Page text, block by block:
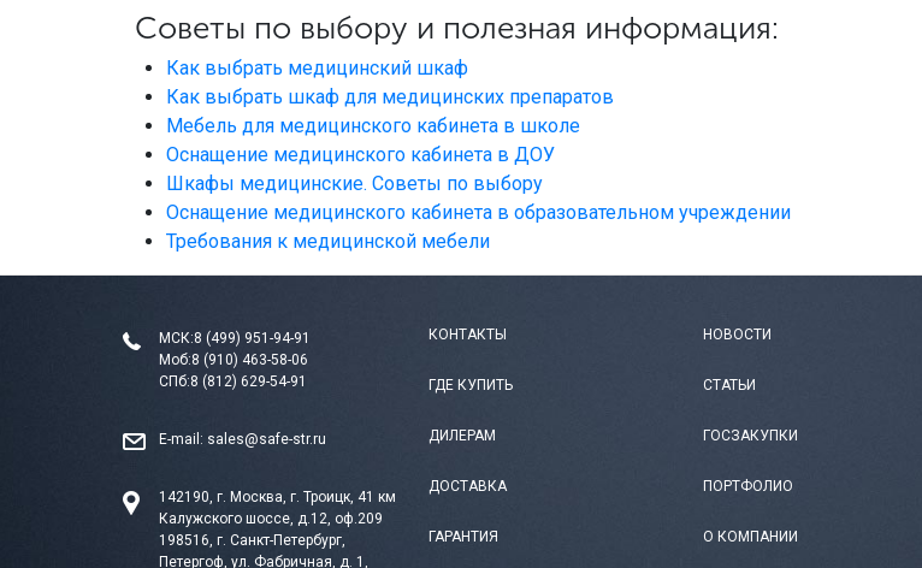
Советы по выбору и полезная информация:
Как выбрать медицинский шкаф
Как выбрать шкаф для медицинских препаратов
Мебель для медицинского кабинета в школе
Оснащение медицинского кабинета в ДОУ
Шкафы медицинские. Советы по выбору
Оснащение медицинского кабинета в образовательном учреждении
Требования к медицинской мебели
МСК:8 (499) 951-94-91
Моб:8 (910) 463-58-06
СПб:8 (812) 629-54-91
E-mail: sales@safe-str.ru
142190, г. Москва, г. Троицк, 41 км
Калужского шоссе, д.12, оф.209
198516, г. Санкт-Петербург,
Петергоф, ул. Фабричная, д. 1,
КОНТАКТЫ
ГДЕ КУПИТЬ
ДИЛЕРАМ
ДОСТАВКА
ГАРАНТИЯ
НОВОСТИ
СТАТЬИ
ГОСЗАКУПКИ
ПОРТФОЛИО
О КОМПАНИИ